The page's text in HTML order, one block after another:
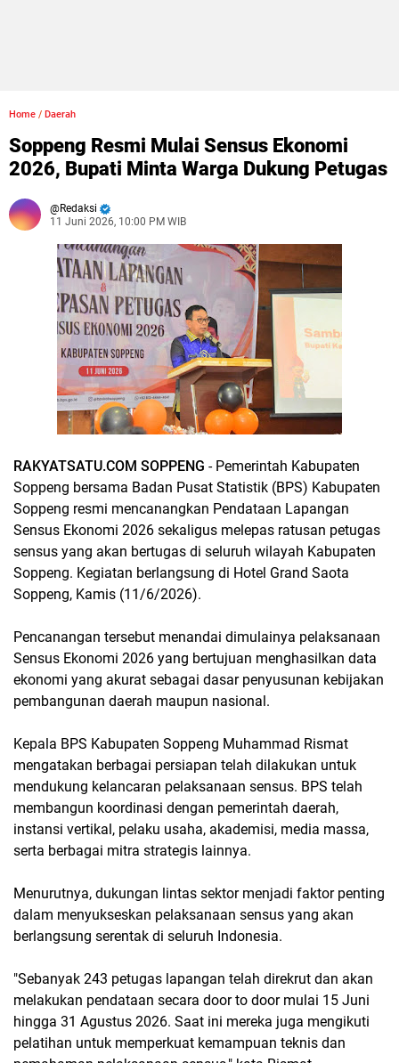
Home / Daerah
Soppeng Resmi Mulai Sensus Ekonomi
2026, Bupati Minta Warga Dukung Petugas
Redaksi
11 Juni 2026, 10:00 PM WIB
RAKYATSATU.COM SOPPENG - Pemerintah Kabupaten
Soppeng bersama Badan Pusat Statistik (BPS) Kabupaten
Soppeng resmi mencanangkan Pendataan Lapangan
Sensus Ekonomi 2026 sekaligus melepas ratusan petugas
sensus yang akan bertugas di seluruh wilayah Kabupaten
Soppeng. Kegiatan berlangsung di Hotel Grand Saota
Soppeng, Kamis (11/6/2026).
Pencanangan tersebut menandai dimulainya pelaksanaan
Sensus Ekonomi 2026 yang bertujuan menghasilkan data
ekonomi yang akurat sebagai dasar penyusunan kebijakan
pembangunan daerah maupun nasional.
Kepala BPS Kabupaten Soppeng Muhammad Rismat
mengatakan berbagai persiapan telah dilakukan untuk
mendukung kelancaran pelaksanaan sensus. BPS telah
membangun koordinasi dengan pemerintah daerah,
instansi vertikal, pelaku usaha, akademisi, media massa,
serta berbagai mitra strategis lainnya.
Menurutnya, dukungan lintas sektor menjadi faktor penting
dalam menyukseskan pelaksanaan sensus yang akan
berlangsung serentak di seluruh Indonesia.
"Sebanyak 243 petugas lapangan telah direkrut dan akan
melakukan pendataan secara door to door mulai 15 Juni
hingga 31 Agustus 2026. Saat ini mereka juga mengikuti
pelatihan untuk memperkuat kemampuan teknis dan